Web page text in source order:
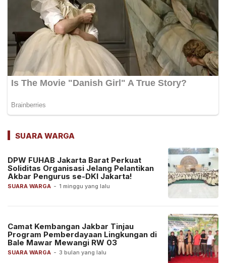
SUARA WARGA
SUARA WARGA - 1 minggu yang lalu
DPW FUHAB Jakarta Barat Perkuat
Soliditas Organisasi Jelang Pelantikan
Akbar Pengurus se-DKI Jakarta!
SUARA WARGA - 3 bulan yang lalu
Camat Kembangan Jakbar Tinjau
Program Pemberdayaan Lingkungan di
Bale Mawar Mewangi RW 03